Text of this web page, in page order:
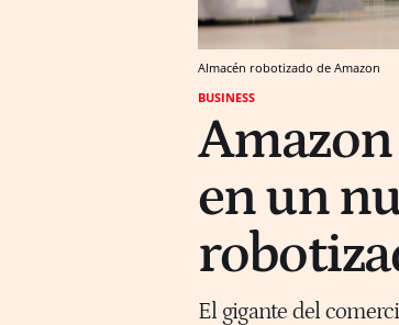
Almacén robotizado de Amazon
BUSINESS
en un
El gigante del